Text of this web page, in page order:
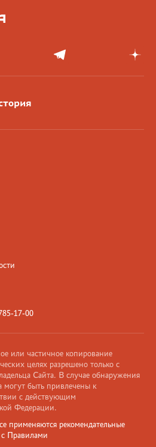
17-00
или частичное копирование
целях разрешено только с
Сайта. В случае обнаружения
быть привлечены к
с действующим
Федерации.
применяются рекомендательные
с Правилами